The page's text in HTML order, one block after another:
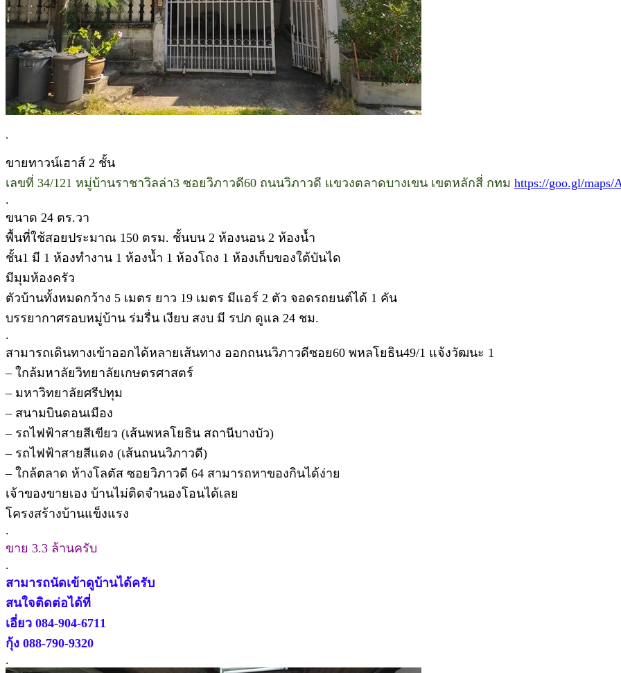
.
ขายทาวน์เฮาส์ 2 ชั้น
เลขที่ 34/121 หมู่บ้านราชาวิลล่า3 ซอยวิภาวดี60 ถนนวิภาวดี แขวงตลาดบางเขน เขตหลักสี่ กทม https://goo.gl/maps/
.
ขนาด 24 ตร.วา
พื้นที่ใช้สอยประมาณ 150 ตรม. ชั้นบน 2 ห้องนอน 2 ห้องน้ำ
ชั้น1 มี 1 ห้องทำงาน 1 ห้องน้ำ 1 ห้องโถง 1 ห้องเก็บของใต้บันได
มีมุมห้องครัว
ตัวบ้านทั้งหมดกว้าง 5 เมตร ยาว 19 เมตร มีแอร์ 2 ตัว จอดรถยนต์ได้ 1 คัน
บรรยากาศรอบหมู่บ้าน ร่มรื่น เงียบ สงบ มี รปภ ดูแล 24 ชม.
.
สามารถเดินทางเข้าออกได้หลายเส้นทาง ออกถนนวิภาวดีซอย60 พหลโยธิน49/1 แจ้งวัฒนะ 1
– ใกล้มหาลัยวิทยาลัยเกษตรศาสตร์
– มหาวิทยาลัยศรีปทุม
– สนามบินดอนเมือง
– รถไฟฟ้าสายสีเขียว (เส้นพหลโยธิน สถานีบางบัว)
– รถไฟฟ้าสายสีแดง (เส้นถนนวิภาวดี)
– ใกล้ตลาด ห้างโลตัส ซอยวิภาวดี 64 สามารถหาของกินได้ง่าย
เจ้าของขายเอง บ้านไม่ติดจำนองโอนได้เลย
โครงสร้างบ้านแข็งแรง
.
ขาย 3.3 ล้านครับ
.
สามารถนัดเข้าดูบ้านได้ครับ
สนใจติดต่อได้ที่
เอี่ยว 084-904-6711
กุ้ง 088-790-9320
.